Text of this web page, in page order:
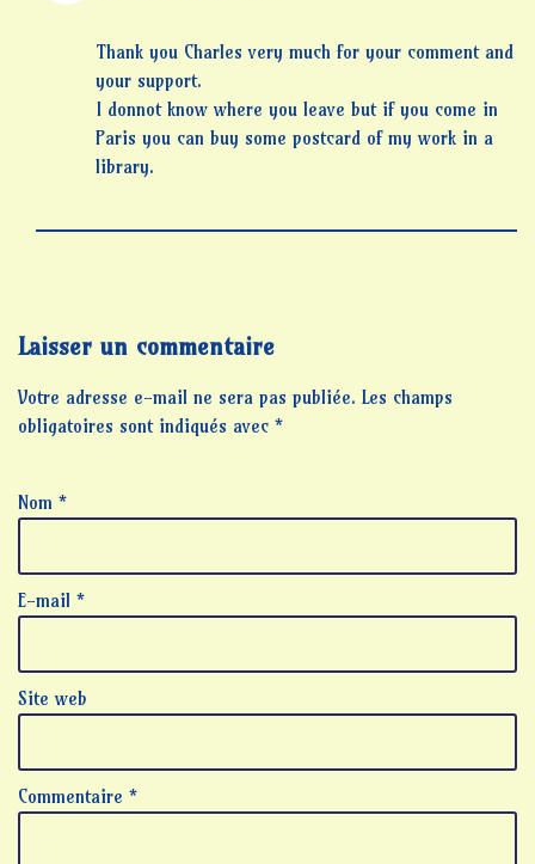
Thank you Charles very much for your comment and
your support.
I donnot know where you leave but if you come in
Paris you can buy some postcard of my work in a
library.
Laisser un commentaire
Votre adresse e-mail ne sera pas publiée. Les champs
obligatoires sont indiqués avec *
Nom *
E-mail *
Site web
Commentaire *